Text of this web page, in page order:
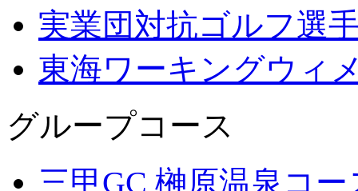
実業団対抗ゴルフ選
東海ワーキングウィ
グループコース
三甲GC 榊原温泉コー